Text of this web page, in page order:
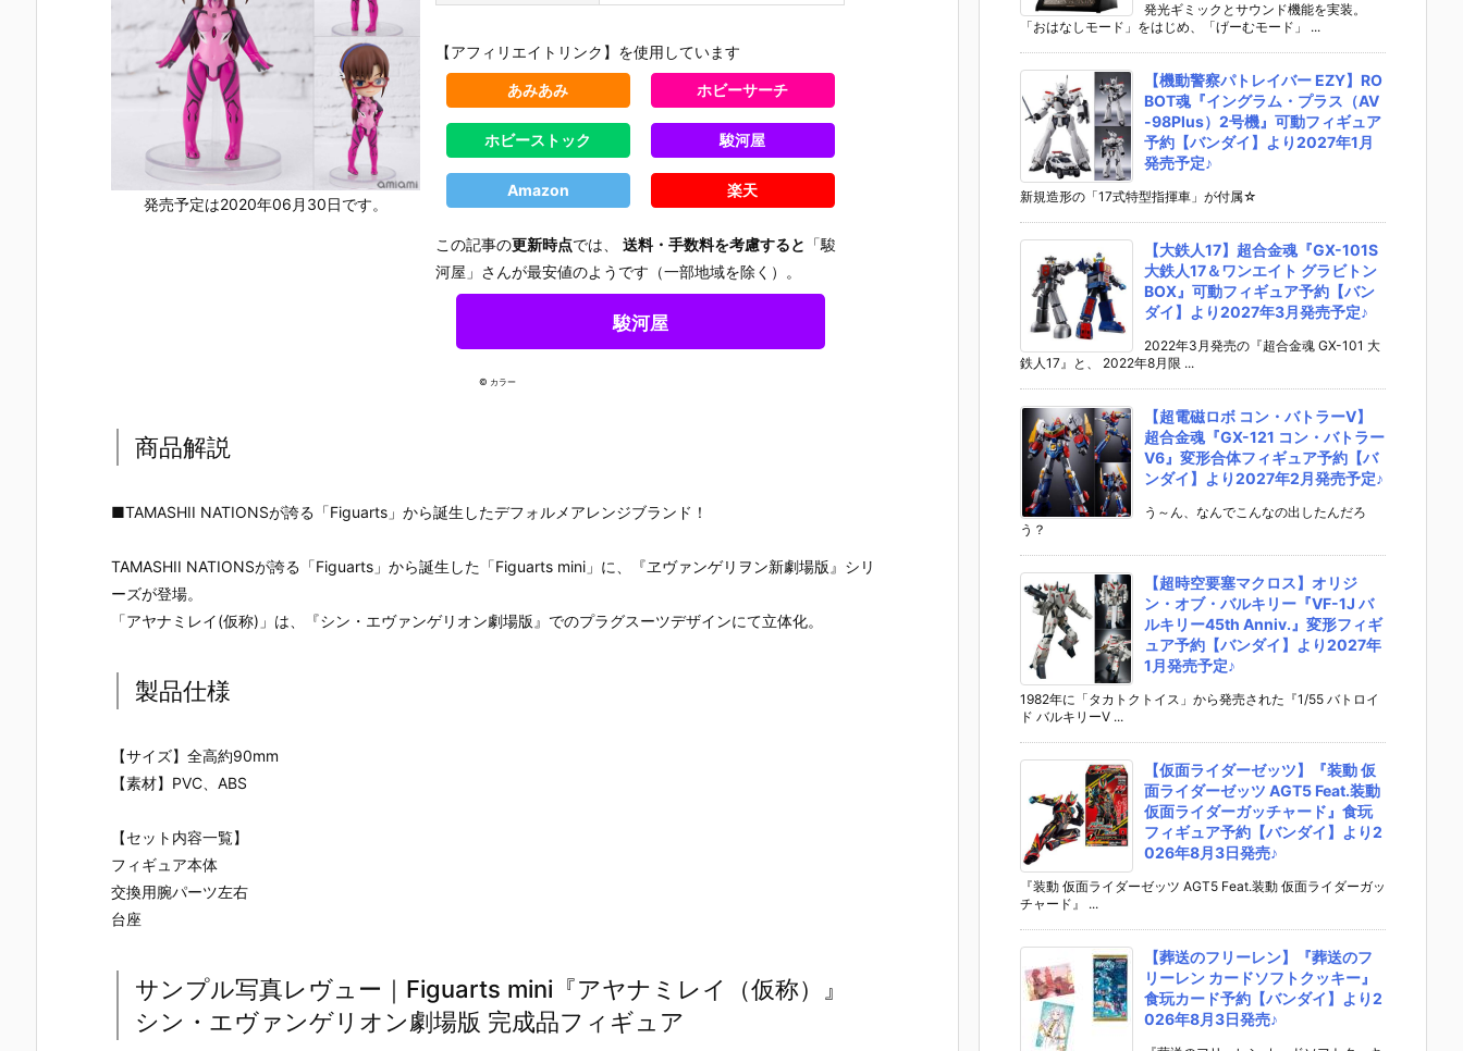
発売予定は2020年06月30日です。
【アフィリエイトリンク】を使用しています
あみあみ ホビーサーチ
ホビーストック 駿河屋
Amazon 楽天
この記事の更新時点では、送料・手数料を考慮すると 「駿
河屋」さんが最安値のようです（一部地域を除く）。
駿河屋
© カラー
商品解説
■TAMASHII NATIONSが誇る「Figuarts」から誕生したデフォルメアレンジブランド！
TAMASHII NATIONSが誇る「Figuarts」から誕生した「Figuarts mini」に、『ヱヴァンゲリヲン新劇場版』シリ
ーズが登場。
「アヤナミレイ(仮称)」は、『シン・エヴァンゲリオン劇場版』でのプラグスーツデザインにて立体化。
製品仕様
【サイズ】全高約90mm
【素材】PVC、ABS
【セット内容一覧】
フィギュア本体
交換用腕パーツ左右
台座
サンプル写真レヴュー｜Figuarts mini『アヤナミレイ（仮称）』
シン・エヴァンゲリオン劇場版 完成品フィギュア
発光ギミックとサウンド機能を実装。
「おはなしモード」をはじめ、「げーむモード」 ...
【機動警察パトレイバー EZY】RO
BOT魂『イングラム・プラス（AV
-98Plus）2号機』可動フィギュア
予約【バンダイ】より2027年1月
発売予定♪
新規造形の「17式特型指揮車」が付属☆
【大鉄人17】超合金魂『GX-101S
大鉄人17＆ワンエイト グラビトン
BOX』可動フィギュア予約【バン
ダイ】より2027年3月発売予定♪
2022年3月発売の『超合金魂 GX-101 大
鉄人17』と、 2022年8月限 ...
【超電磁ロボ コン・バトラーV】
超合金魂『GX-121 コン・バトラー
V6』変形合体フィギュア予約【バ
ンダイ】より2027年2月発売予定♪
う～ん、なんでこんなの出したんだろ
う？
【超時空要塞マクロス】オリジ
ン・オブ・バルキリー『VF-1J バ
ルキリー45th Anniv.』変形フィギ
ュア予約【バンダイ】より2027年
1月発売予定♪
1982年に「タカトクトイス」から発売された『1/55 バトロイ
ド バルキリーV ...
【仮面ライダーゼッツ】『装動 仮
面ライダーゼッツ AGT5 Feat.装動
仮面ライダーガッチャード』食玩
フィギュア予約【バンダイ】より2
026年8月3日発売♪
『装動 仮面ライダーゼッツ AGT5 Feat.装動 仮面ライダーガッ
チャード』 ...
【葬送のフリーレン】『葬送のフ
リーレン カードソフトクッキー』
食玩カード予約【バンダイ】より2
026年8月3日発売♪